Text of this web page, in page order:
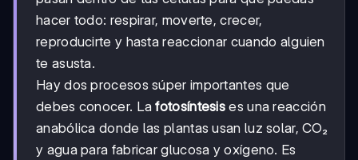
hacer todo: respirar, moverte, crecer,
reproducirte y hasta reaccionar cuando alguien
te asusta.
Hay dos procesos súper importantes que
debes conocer. Lafotosíntesis es una reacción
anabólica donde las plantas usan luz solar, CO₂
y agua para fabricar glucosa y oxígeno. Es